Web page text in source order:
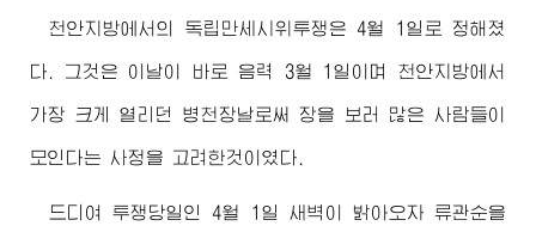
천안지방에서의 독립만세시위투쟁은 4월 1일로 정해졌
다. 그것은 이날이 바로 음력 3월 1일이며 천안지방에서
가장 크게 열리던 병천장날로써 장을 보러 많은 사람들이
모인다는 사정을 고려한것이였다.
드디여 투쟁당일인 4월 1일 새벽이 밝아오자 류관순을